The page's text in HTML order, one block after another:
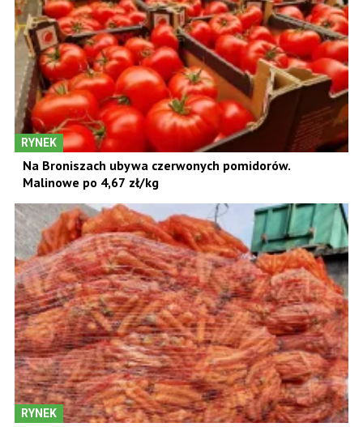
RYNEK
Na Broniszach ubywa czerwonych pomidorów.
Malinowe po 4,67 zł/kg
RYNEK